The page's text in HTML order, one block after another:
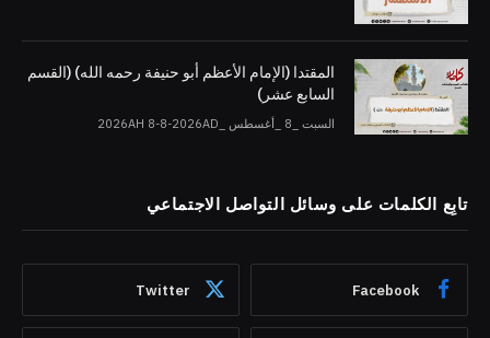
المقتدا (الإمام الأعظم أبو حنيفة رحمه الله) (القسم
السابع عشر)
السبت _8 _أغسطس _2026AH 8-8-2026AD
تابِع الكلمات على وسائل التواصل الاجتماعي
Facebook
Twitter